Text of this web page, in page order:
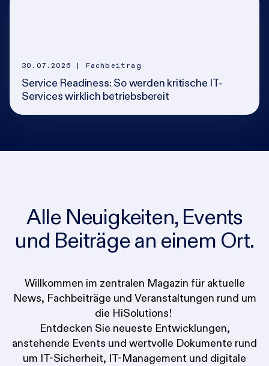
30.07.2026 | Fachbeitrag
Service Readiness: So werden kritische IT-
Services wirklich betriebsbereit
Alle Neuigkeiten, Events
und Beiträge an einem Ort.
Willkommen im zentralen Magazin für aktuelle
News, Fachbeiträge und Veranstaltungen rund um
die HiSolutions!
Entdecken Sie neueste Entwicklungen,
anstehende Events und wertvolle Dokumente rund
um IT-Sicherheit, IT-Management und digitale